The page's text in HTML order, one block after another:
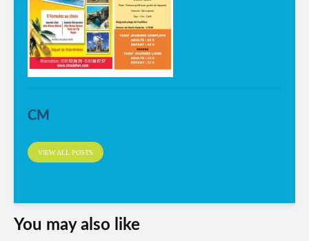
CM
VIEW ALL POSTS
You may also like